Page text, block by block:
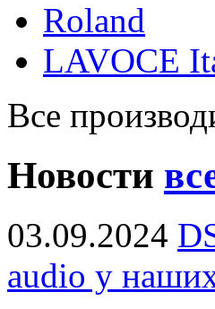
Roland
LAVOCE
Все
Новости
03.09.2024
audio у